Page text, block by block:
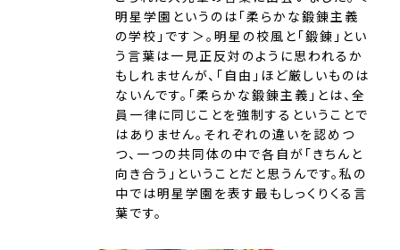
明星学園というのは「柔らかな鍛錬主義
の学校」です＞。明星の校風と「鍛錬」とい
う言葉は一見正反対のように思われるか
もしれませんが、「自由」ほど厳しいものは
ないんです。「柔らかな鍛錬主義」とは、全
員一律に同じことを強制するということで
はありません。それぞれの違いを認めつ
つ、一つの共同体の中で各自が「きちんと
向き合う」ということだと思うんです。私の
中では明星学園を表す最もしっくりくる言
葉です。